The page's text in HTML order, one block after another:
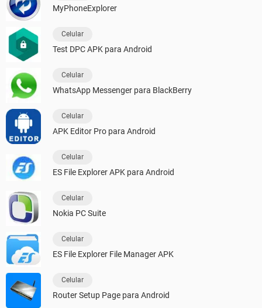
MyPhoneExplorer
Celular
Test DPC APK para Android
Celular
WhatsApp Messenger para BlackBerry
Celular
APK Editor Pro para Android
Celular
ES File Explorer APK para Android
Celular
Nokia PC Suite
Celular
ES File Explorer File Manager APK
Celular
Router Setup Page para Android